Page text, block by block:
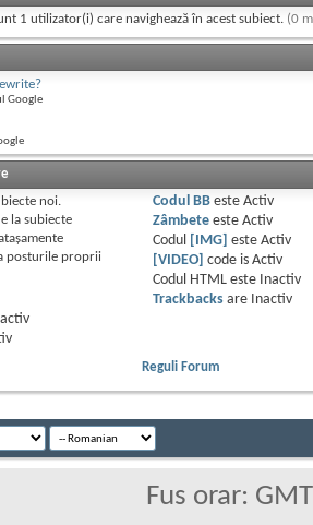
1 utilizator(i) care navighează în acest subiect. (0
Google
noi.
la subiecte
posturile proprii
Codul BBeste Activ
Zâmbeteeste Activ
Codul
[IMG] este Activ
[VIDEO] code is Activ
Codul HTML este
Inactiv
Trackbacksare
Inactiv
Reguli Forum
Fus orar: